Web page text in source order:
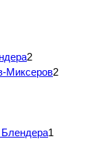
2
Миксеров2
1